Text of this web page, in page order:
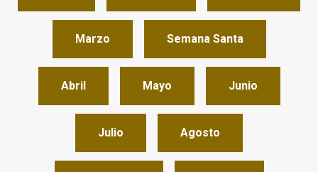
Marzo Semana Santa
Abril Mayo Junio
Julio Agosto